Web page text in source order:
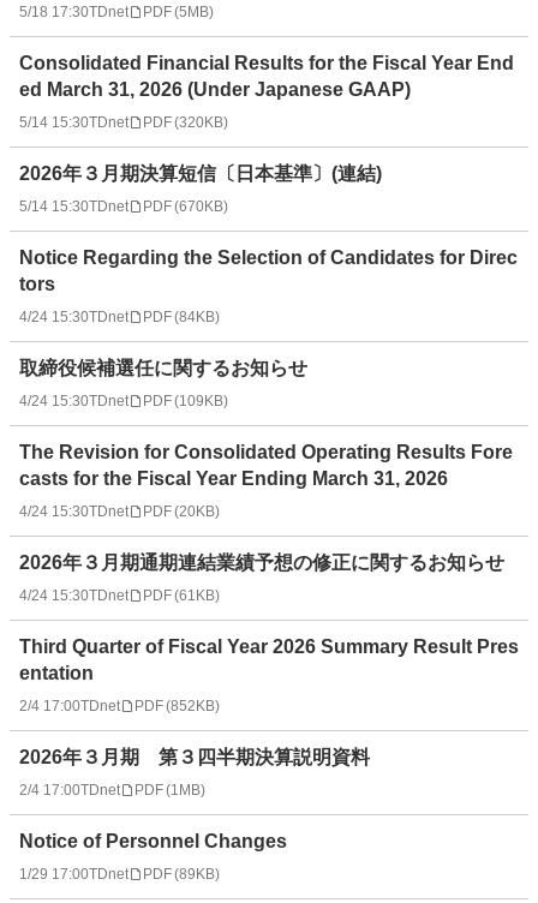
5/18 17:30TDnet PDF(5MB)
Consolidated Financial Results for the Fiscal Year End
ed March 31, 2026 (Under Japanese GAAP)
5/14 15:30TDnet PDF(320KB)
2026年３月期決算短信〔日本基準〕(連結)
5/14 15:30TDnet PDF(670KB)
Notice Regarding the Selection of Candidates for Direc
tors
4/24 15:30TDnet PDF(84KB)
取締役候補選任に関するお知らせ
4/24 15:30TDnet PDF(109KB)
The Revision for Consolidated Operating Results Fore
casts for the Fiscal Year Ending March 31, 2026
4/24 15:30TDnet PDF(20KB)
2026年３月期通期連結業績予想の修正に関するお知らせ
4/24 15:30TDnet PDF(61KB)
Third Quarter of Fiscal Year 2026 Summary Result Pres
entation
2/4 17:00TDnet PDF(852KB)
2026年３月期 第３四半期決算説明資料
2/4 17:00TDnet PDF(1MB)
Notice of Personnel Changes
1/29 17:00TDnet PDF(89KB)